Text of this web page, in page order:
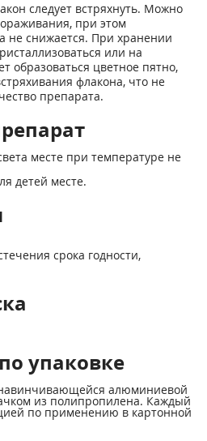
следует встряхнуть. Можно
при этом
не снижается. При хранении
или на
образоваться цветное пятно,
флакона, что не
препарата.
месте при температуре не
детей месте.
срока годности,
упаковке
алюминиевой
из полипропилена. Каждый
по применению в картонной